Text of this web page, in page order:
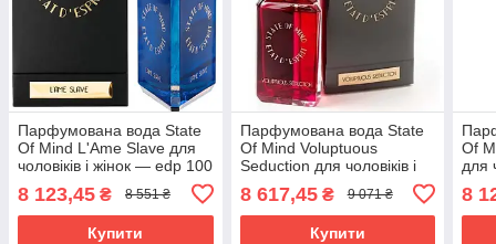
Парфумована вода State
Of Mind L'Ame Slave для
чоловіків і жінок — edp 100
8 123,45 ₴ 8 551 ₴
Купити
Парфумована вода State
Of Mind Voluptuous
Seduction для чоловіків і
8 617,45₴ 9 071 ₴
Купити
Of
для
8